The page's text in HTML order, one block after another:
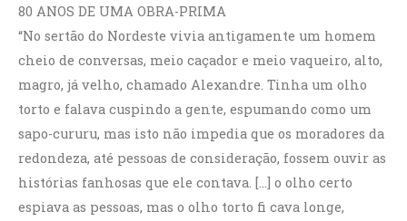
avaliação de
cliente
80 ANOS DE UMA OBRA-PRIMA
“No sertão do Nordeste vivia antigamente um homem
cheio de conversas, meio caçador e meio vaqueiro, alto,
magro, já velho, chamado Alexandre. Tinha um olho
torto e falava cuspindo a gente, espumando como um
sapo-cururu, mas isto não impedia que os moradores da
redondeza, até pessoas de consideração, fossem ouvir as
histórias fanhosas que ele contava. […] o olho certo
espiava as pessoas, mas o olho torto fi cava longe,